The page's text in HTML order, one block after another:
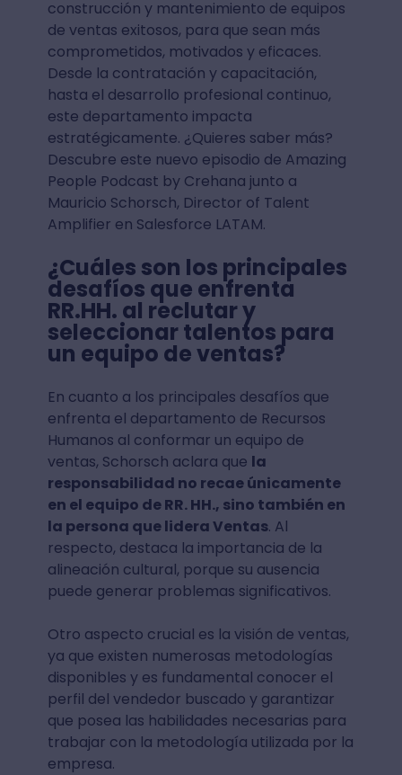
construcción y mantenimiento de equipos
de ventas exitosos, para que sean más
comprometidos, motivados y eficaces.
Desde la contratación y capacitación,
hasta el desarrollo profesional continuo,
este departamento impacta
estratégicamente. ¿Quieres saber más?
Descubre este nuevo episodio de Amazing
People Podcast by Crehana junto a
Mauricio Schorsch, Director of Talent
Amplifier en Salesforce LATAM.
¿Cuáles son los principales
desafíos que enfrenta
RR.HH. al reclutar y
seleccionar talentos para
un equipo de ventas?
En cuanto a los principales desafíos que
enfrenta el departamento de Recursos
Humanos al conformar un equipo de
ventas, Schorsch aclara que la
responsabilidad no recae únicamente
en el equipo de RR. HH., sino también en
la persona que lidera Ventas. Al
respecto, destaca la importancia de la
alineación cultural, porque su ausencia
puede generar problemas significativos.
Otro aspecto crucial es la visión de ventas,
ya que existen numerosas metodologías
disponibles y es fundamental conocer el
perfil del vendedor buscado y garantizar
que posea las habilidades necesarias para
trabajar con la metodología utilizada por la
empresa.